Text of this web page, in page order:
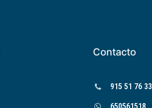
Contacto
915 51 76 33